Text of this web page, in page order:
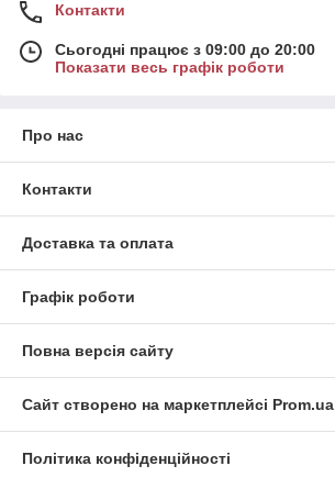
Контакти
Сьогодні працює з 09:00 до 20:00
Показати весь графік роботи
Про нас
Контакти
Доставка та оплата
Графік роботи
Повна версія сайту
Сайт створено на маркетплейсі Prom.ua
Політика конфіденційності